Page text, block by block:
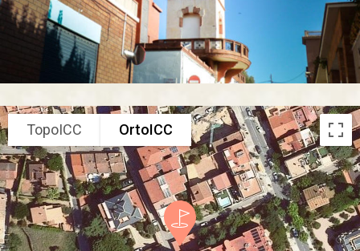
TopoICC OrtoICC